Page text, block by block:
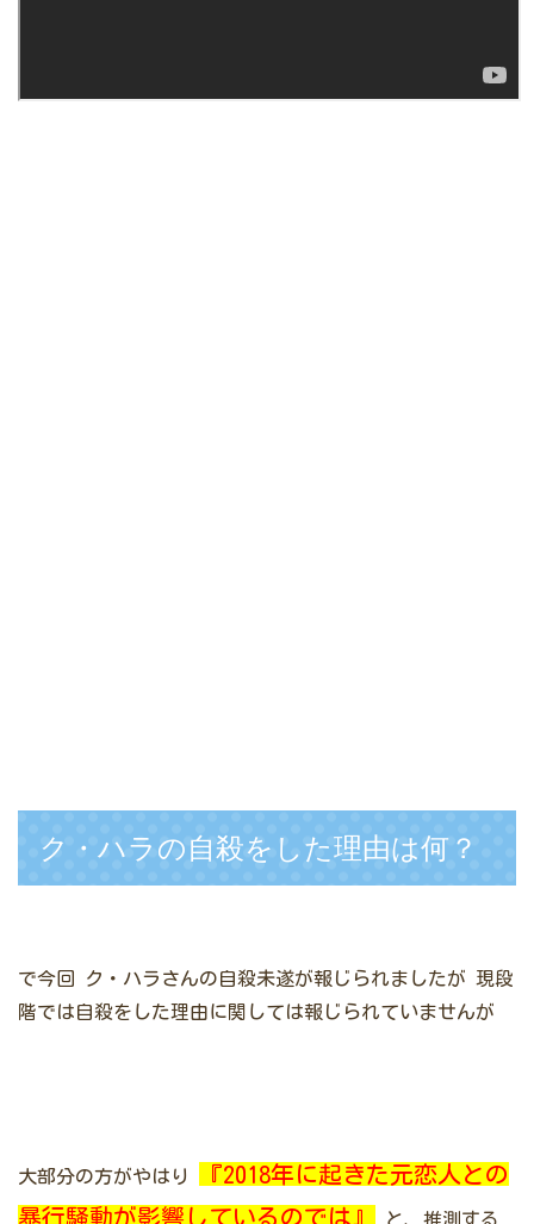
ク・ハラの自殺をした理由は何？
で今回 ク・ハラさんの自殺未遂が報じられましたが 現段
階では自殺をした理由に関しては報じられていませんが
大部分の方がやはり
『2018年に起きた元恋人との
暴行騒動が影響しているのでは』
と、推測する